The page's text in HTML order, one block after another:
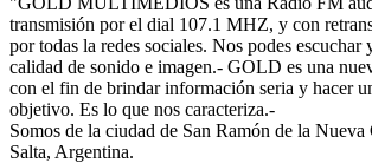
transmisión por el dial 107.1 MHZ, y con
por todas la redes sociales. Nos podes
calidad de sonido e imagen.- GOLD es una
con el fin de brindar información seria y hacer
objetivo. Es lo que nos caracteriza.-
Somos de la ciudad de San Ramón de la
Salta, Argentina.